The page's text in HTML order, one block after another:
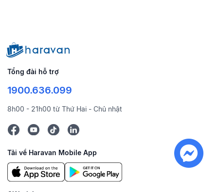
Tổng đài hỗ trợ
1900.636.099
8h00 - 21h00 từ Thứ Hai - Chủ nhật
Tải về Haravan Mobile App